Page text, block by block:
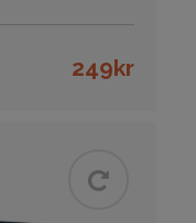
249kr